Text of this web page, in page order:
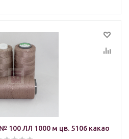
100 ЛЛ 1000 м цв. 5106 какао